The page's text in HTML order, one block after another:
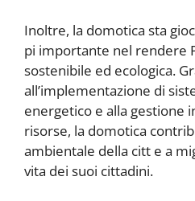
Inoltre, la domotica sta
pi importante nel rendere
sostenibile ed ecologica.
all’implementazione di
energetico e alla gestione
risorse, la domotica
ambientale della citt e a
vita dei suoi cittadini.